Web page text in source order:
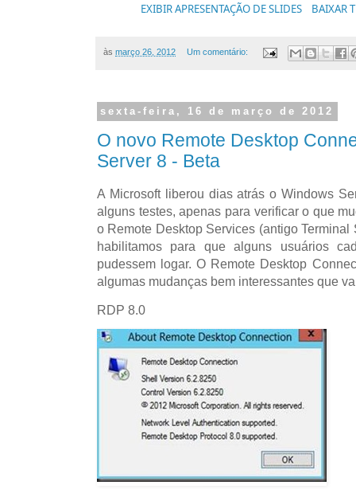
EXIBIR APRESENTAÇÃO DE SLIDES
BAIXAR
às março 26, 2012 Um comentário:
sexta-feira, 16 de março de 2012
O novo Remote Desktop
Server 8 - Beta
A Microsoft liberou dias atrás o Windows
alguns testes, apenas para verificar o que
o Remote Desktop Services (antigo
habilitamos para que alguns usuários
pudessem logar. O Remote Desktop
algumas mudanças bem interessantes que
RDP 8.0